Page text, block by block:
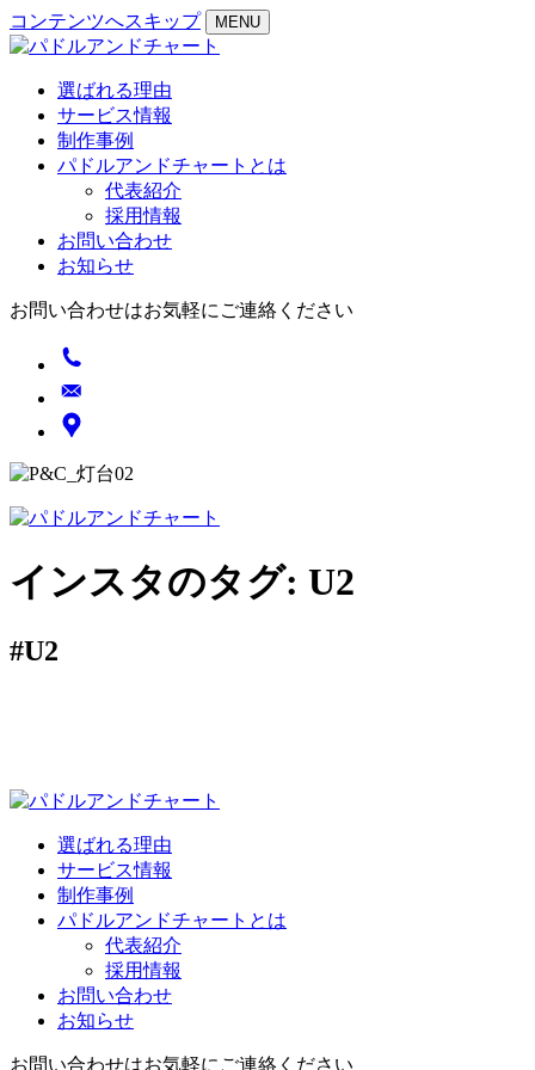
コンテンツへスキップ MENU
選ばれる理由
サービス情報
制作事例
パドルアンドチャートとは
代表紹介
採用情報
お問い合わせ
お知らせ
お問い合わせはお気軽にご連絡ください
インスタのタグ: U2
#U2
選ばれる理由
サービス情報
制作事例
パドルアンドチャートとは
代表紹介
採用情報
お問い合わせ
お知らせ
お問い合わせはお気軽にご連絡ください